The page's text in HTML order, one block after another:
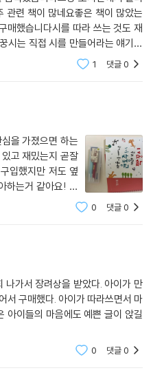
련 책이 많네요좋은 책이 많았는
매했습니다시를 따라 쓰는 것도 재
시는 직접 시를 만들어라는 얘기같
몇 몇 시만 알고 있었는데 동시 같
1 댓글0
을 가졌으면 하는
고 재밌는지 곧잘
입했지만 저도 옆
하는거 같아요! 천
같네요
0 댓글0
나가서 장려상을 받았다. 아이가 만
서 구매했다. 아이가 따라쓰면서 마
아이들의 마음에도 예쁜 글이 앉길
0 댓글0